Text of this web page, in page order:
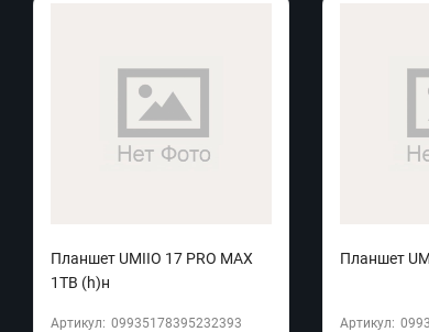
Планшет UMIIO 17 PRO MAX
1TB (h)н
Артикул: 09935178395232393
Планшет
Артикул: